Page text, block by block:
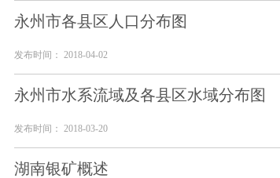
永州市各县区人口分布图
发布时间： 2018-04-02
永州市水系流域及各县区水域分布图
发布时间： 2018-03-20
湖南银矿概述